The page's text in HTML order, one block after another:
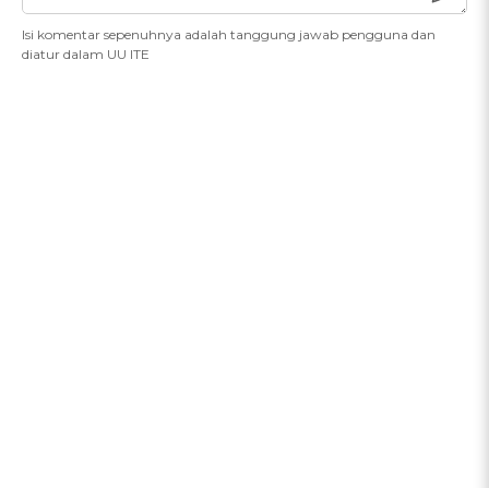
Isi komentar sepenuhnya adalah tanggung jawab pengguna dan
diatur dalam UU ITE